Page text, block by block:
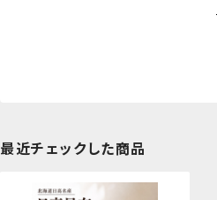
最近チェックした商品